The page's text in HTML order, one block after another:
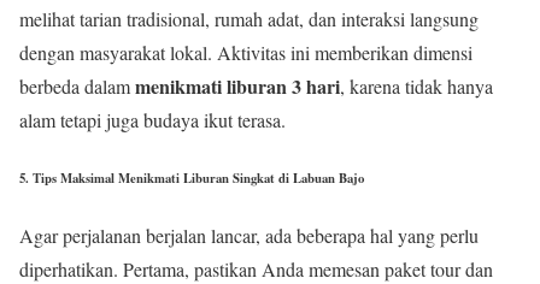
melihat tarian tradisional, rumah adat, dan interaksi langsung
dengan masyarakat lokal. Aktivitas ini memberikan dimensi
berbeda dalammenikmati liburan 3 hari, karena tidak hanya
alam tetapi juga budaya ikut terasa.
5. Tips Maksimal Menikmati Liburan Singkat di Labuan Bajo
Agar perjalanan berjalan lancar, ada beberapa hal yang perlu
diperhatikan. Pertama, pastikan Anda memesan paket tour dan